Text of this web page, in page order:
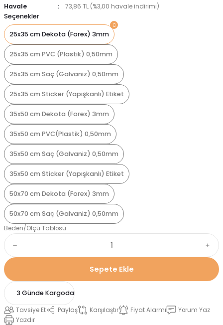
Havale
73,86 TL (%3,00 havale indirimi)
Seçenekler
25x35 cm Dekota (Forex) 3mm
25x35 cm PVC (Plastik) 0,50mm
25x35 cm Saç (Galvaniz) 0,50mm
25x35 cm Sticker (Yapışkanlı) Etiket
35x50 cm Dekota (Forex) 3mm
35x50 cm PVC(Plastik) 0,50mm
35x50 cm Saç (Galvaniz) 0,50mm
35x50 cm Sticker (Yapışkanlı) Etiket
50x70 cm Dekota (Forex) 3mm
50x70 cm Saç (Galvaniz) 0,50mm
Beden/Ölçü Tablosu
Sepete Ekle
3 Günde Kargoda
Tavsiye Et Paylaş Karşılaştır Fiyat Alarmı
Yorum Yaz
Yazdır